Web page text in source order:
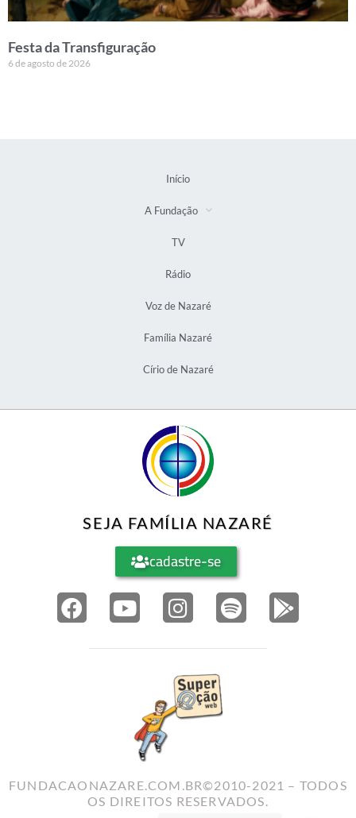
Festa da Transfiguração
6 de agosto de 2026
Início
A Fundação
TV
Rádio
Voz de Nazaré
Família Nazaré
Círio de Nazaré
SEJA FAMÍLIA NAZARÉ
cadastre-se
FUNDACAONAZARE.COM.BR©2010-2021 – TODOS
OS DIREITOS RESERVADOS.